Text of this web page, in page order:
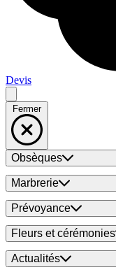
Devis
Fermer
Obsèques
Marbrerie
Prévoyance
Fleurs et cérémonies
Actualités